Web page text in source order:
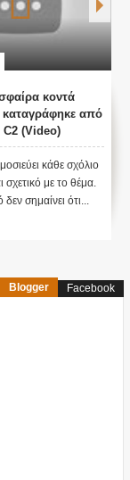
από
σχόλιο
θέμα.
ότι...
The
Το iokh.gr
το οποίο
Ωστόσο,
Blogger Facebook